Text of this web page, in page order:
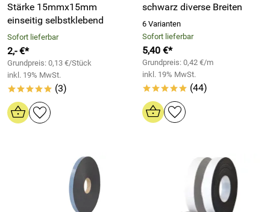
Stärke 15mmx15mm
einseitig selbstklebend
Sofort lieferbar
2,- €*
Grundpreis: 0,13 €/Stück
inkl. 19% MwSt.
***** (3)
schwarz diverse Breiten
6 Varianten
Sofort lieferbar
5,40 €*
Grundpreis: 0,42 €/m
inkl. 19% MwSt.
***** (44)